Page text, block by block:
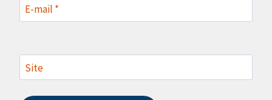
E-mail *
Site